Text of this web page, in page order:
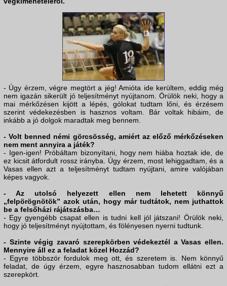
- Úgy érzem, végre megtört a jég! Amióta ide kerültem, eddig még
nem igazán sikerült jó teljesítményt nyújtanom. Örülök neki, hogy a
mai mérkőzésen kijött a lépés, gólokat tudtam lőni, és érzésem
szerint védekezésben is hasznos voltam. Bár voltak hibáim, de
inkább a jó dolgok maradtak meg bennem.
- Volt benned némi görcsösség, amiért az előző mérkőzéseken
nem ment annyira a játék?
- Igen-igen! Próbáltam bizonyítani, hogy nem hiába hoztak ide, de
ez kicsit átfordult rossz irányba. Úgy érzem, most lehiggadtam, és a
Vasas ellen azt a teljesítményt tudtam nyújtani, amire valójában
képes vagyok.
- Az utolsó helyezett ellen nem lehetett könnyű
„felpörögnötök” azok után, hogy már tudtátok, nem juthattok
be a felsőházi rájátszásba…
- Egy gyengébb csapat ellen is tudni kell jól játszani! Örülök neki,
hogy jó teljesítményt nyújtottam, és fölényesen nyerni tudtunk.
- Szinte végig zavaró szerepkörben védekeztél a Vasas ellen.
Mennyire áll ez a feladat közel Hozzád?
- Egyre többször fordulok meg ott, és szeretem is. Nem könnyű
feladat, de úgy érzem, egyre hasznosabban tudom ellátni ezt a
szerepkört.